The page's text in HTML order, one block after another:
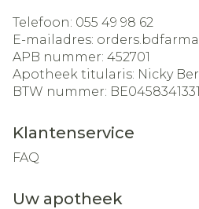
Telefoon: 055 49 98 62
E-mailadres:
APB nummer: 452701
Apotheek titularis: Nicky
BTW nummer: BE0458341331
Klantenservice
FAQ
Uw apotheek